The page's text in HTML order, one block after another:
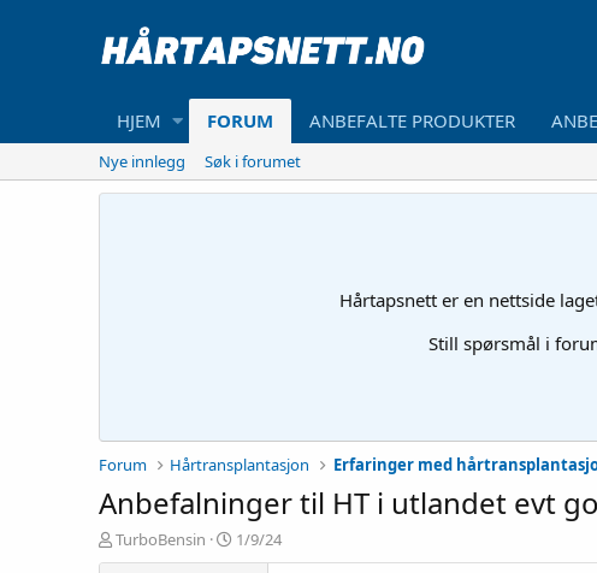
HJEM FORUM ANBEFALTE PRODUKTER
Nye innlegg Søk i forumet
Hårtapsnett er en nettside
Still spørsmål i
Forum Hårtransplantasjon Erfaringer med
Anbefalninger til HT i utlandet evt
T
r
TurboBensin
S
t
1/9/24